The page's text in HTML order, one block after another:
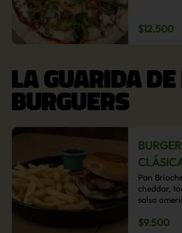
$12.500
LA GUARIDA
BURGUERS
Pan
cheddar,
salsa
$9.500